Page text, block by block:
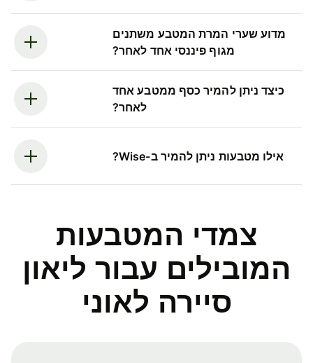
מדוע שערי המרת המטבע משתנים
מגוף פיננסי אחד לאחר?
כיצד ניתן להמיר כסף ממטבע אחד
לאחר?
אילו מטבעות ניתן להמיר ב-Wise?
צמדי המטבעות
המובילים עבור ליאון
סיירה לאוני